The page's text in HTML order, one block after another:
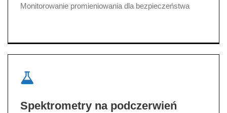
Monitorowanie promieniowania dla bezpieczeństwa
Spektrometry na podczerwień